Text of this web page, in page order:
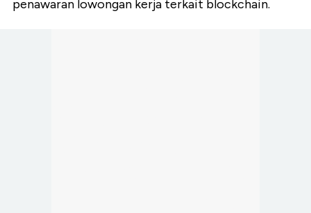
penawaran lowongan kerja terkait blockchain.